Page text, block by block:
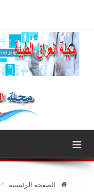
الصفحة الرئيسية >